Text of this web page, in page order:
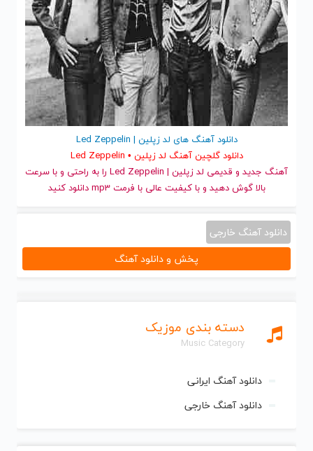
دسته بندی موزیک
Music Category
دانلود آهنگ ایرانی
دانلود آهنگ خارجی
دانلود آهنگ های لد زپلین | Led Zeppelin
دانلود گلچین آهنگ لد زپلین • Led Zeppelin
آهنگ جدید
و قدیمی لد زپلین | Led Zeppelin را به راحتی و با سرعت
بالا گوش دهید و با کیفیت عالی با فرمت mp3 دانلود کنید
دانلود آهنگ خارجی
پخش و دانلود آهنگ